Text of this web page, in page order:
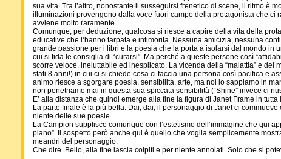
sua vita. Tra l’altro, nonostante il susseguirsi frenetico di scene, il ritmo è
illuminazioni provengono dalla voce fuori campo della protagonista che ci
avviene molto raramente.
Comunque, per deduzione, qualcosa si riesce a capire della vita della
educative che l’hanno tarpata e intimorita. Nessuna amicizia, nessuna
grande passione per i libri e la poesia che la porta a isolarsi dal mondo in
cui si fida le consiglia di “curarsi”. Ma perché a queste persone così
scorre veloce, ineluttabile ed inesplicato. La vicenda della “malattia” e del
stati 8 anni!) in cui ci si chiede cosa ci faccia una persona così pacifica e
animo riesce a sgorgare poesia, sensibilità, arte, ma noi lo sappiamo in
non penetriamo mai in questa sua spiccata sensibilità (“Shine” invece ci
E’ alla distanza che quindi emerge alla fine la figura di Janet Frame in
La parte finale è la più bella. Dai, dai, il personaggio di Janet ci
niente delle sue poesie.
La Campion supplisce comunque con l’estetismo dell’immagine che qui
piano”. Il sospetto però anche qui è quello che voglia semplicemente
meandri del personaggio.
Che dire. Bello, alla fine lascia colpiti e per niente annoiati. Solo che si